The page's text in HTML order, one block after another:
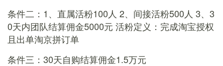
条件二：1、直属活粉100人 2、间接活粉500人 3、3
0天内团队结算佣金5000元 活粉定义：完成淘宝授权
且出单淘京拼订单
条件三：30天自购结算佣金1.5万元